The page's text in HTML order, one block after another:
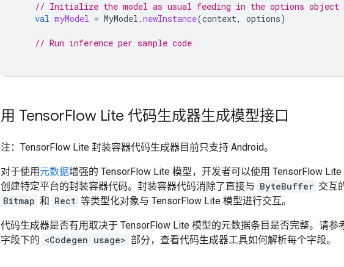
// Initialize the model as usual feeding in the options object
val myModel = MyModel .newInstance(context, options)
// Run inference per sample code
用 TensorFlow Lite 代码生成器生成模型接口
注：TensorFlow Lite 封装容器代码生成器目前只支持 Android。
对于使用 元数据增强的 TensorFlow Lite 模型，开发者可以使用 TensorFlow
创建特定平台的封装容器代码。封装容器代码消除了直接与 ByteBuffer 交互
Bitmap 和 Rect 等类型化对象与 TensorFlow Lite 模型进行交互。
代码生成器是否有用取决于 TensorFlow Lite 模型的元数据条目是否完整。请参
字段下的 <Codegen usage> 部分，查看代码生成器工具如何解析每个字段。